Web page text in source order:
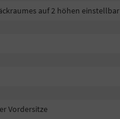
auf 2 höhen einstellbar
Vordersitze